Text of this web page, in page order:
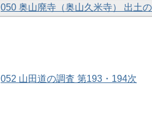
050 奥山廃寺（奥山久米寺） 出土
052 山田道の調査 第193・194次